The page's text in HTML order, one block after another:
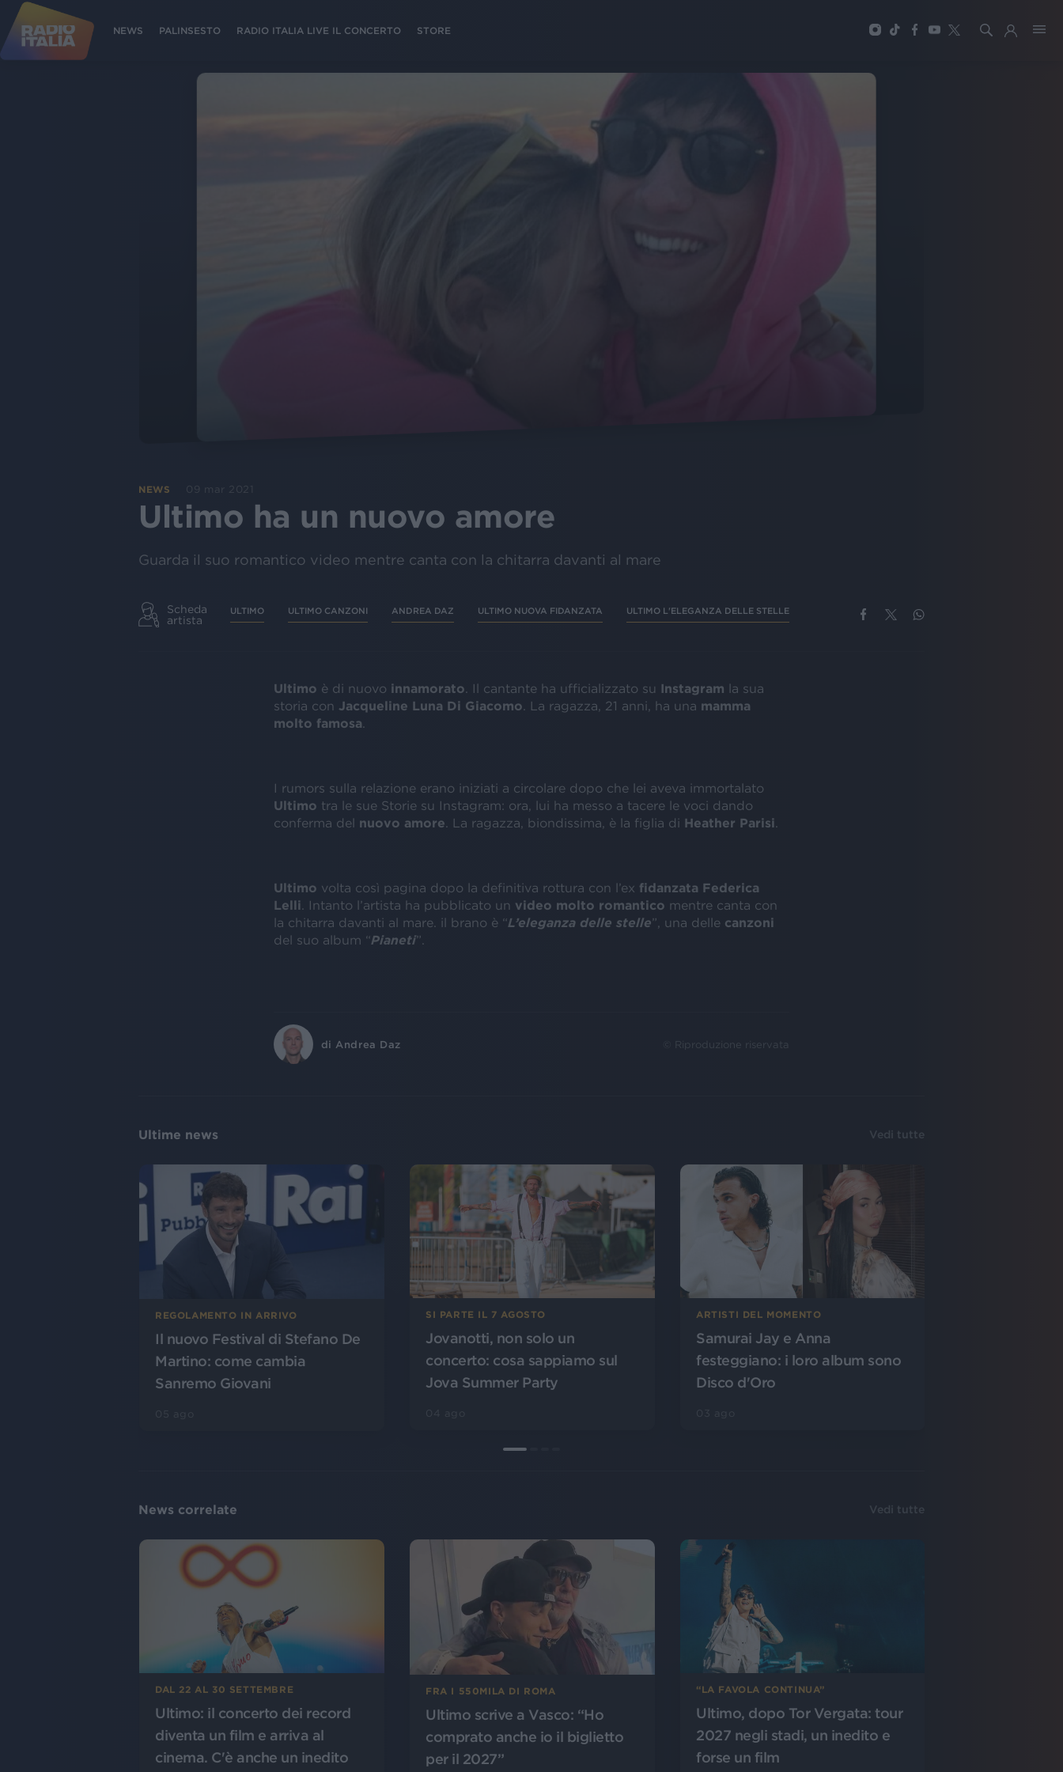
NEWS PALINSESTO RADIO ITALIA LIVE IL CONCERTO STORE
NEWS 09 mar 2021
Ultimo ha un nuovo amore
Guarda il suo romantico video mentre canta con la chitarra davanti al mare
Scheda
artista
ULTIMO ULTIMO CANZONI ANDREA DAZ ULTIMO NUOVA FIDANZATA ULTIMO L'ELEGANZA DELLE STELLE
Ultimo è di nuovo innamorato . Il cantante ha ufficializzato su Instagram la sua
storia con Jacqueline Luna Di Giacomo . La ragazza, 21 anni, ha una mamma
molto famosa
I rumors sulla relazione erano iniziati a circolare dopo che lei aveva immortalato
Ultimo tra le sue Storie su Instagram: ora, lui ha messo a tacere le voci dando
conferma del nuovo amore . La ragazza, biondissima, è la figlia di Heather Parisi
Ultimo volta così pagina dopo la definitiva rottura con l’ex fidanzata Federica
Lelli . Intanto l’artista ha pubblicato un video molto romantico mentre canta con
la chitarra davanti al mare. il brano è “L’eleganza delle stelle”, una delle canzoni
del suo album “Pianeti”.
di Andrea Daz © Riproduzione riservata
Ultime news Vedi tutte
REGOLAMENTO IN ARRIVO
Il nuovo Festival di Stefano De
Martino: come cambia
Sanremo Giovani
SI PARTE IL 7 AGOSTO
Jovanotti, non solo un
concerto: cosa sappiamo sul
Jova Summer Party
ARTISTI DEL MOMENTO
Samurai Jay e Anna
festeggiano: i loro album sono
Disco d'Oro
News correlate Vedi tutte
DAL 22 AL 30 SETTEMBRE
Ultimo: il concerto dei record
diventa un film e arriva al
cinema. C'è anche un inedito
FRA I 550MILA DI ROMA
Ultimo scrive a Vasco: “Ho
comprato anche io il biglietto
per il 2027”
“LA FAVOLA CONTINUA”
Ultimo, dopo Tor Vergata: tour
2027 negli stadi, un inedito e
forse un film